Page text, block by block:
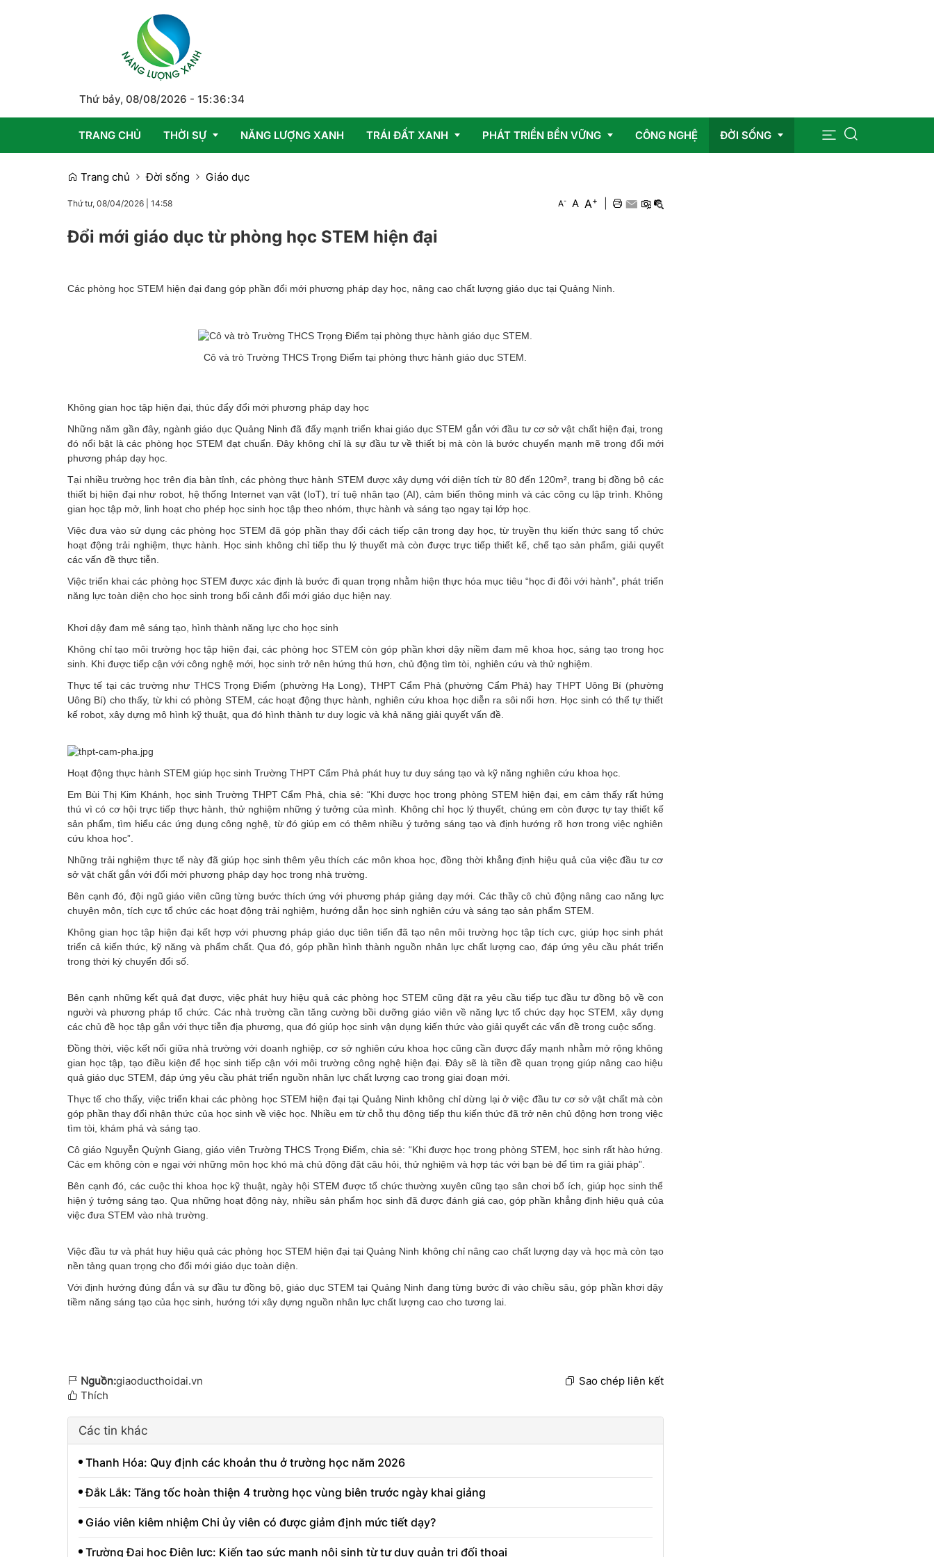
Thứ bảy, 08/08/2026 -15:36:35
TRANG CHỦ THỜI SỰ
Trong nước
Quốc tế
NĂNG LƯỢNG XANH TRÁI ĐẤT XANH
Giải pháp
PHÁT TRIỂN BỀN VỮNG CÔNG NGHỆ ĐỜI SỐNG
Trang chủ Đời sống Giáo dục
Thứ tư, 08/04/2026 14:58 A- A A+
Đổi mới giáo dục từ phòng học STEM hiện đại
Các phòng học STEM hiện đại đang góp phần đổi mới phương pháp dạy học, nâng cao chất lượng giáo dục tại Quảng Ninh.
Cô và trò Trường THCS Trọng Điểm tại phòng thực hành giáo dục STEM.
Không gian học tập hiện đại, thúc đẩy đổi mới phương pháp dạy học
Những năm gần đây, ngành giáo dục Quảng Ninh đã đẩy mạnh triển khai giáo dục STEM gắn với đầu tư cơ sở vật chất hiện đại, trong
đó nổi bật là các phòng học STEM đạt chuẩn. Đây không chỉ là sự đầu tư về thiết bị mà còn là bước chuyển mạnh mẽ trong đổi mới
phương pháp dạy học.
Tại nhiều trường học trên địa bàn tỉnh, các phòng thực hành STEM được xây dựng với diện tích từ 80 đến 120m², trang bị đồng bộ các
thiết bị hiện đại như robot, hệ thống Internet vạn vật (IoT), trí tuệ nhân tạo (AI), cảm biến thông minh và các công cụ lập trình. Không
gian học tập mở, linh hoạt cho phép học sinh học tập theo nhóm, thực hành và sáng tạo ngay tại lớp học.
Việc đưa vào sử dụng các phòng học STEM đã góp phần thay đổi cách tiếp cận trong dạy học, từ truyền thụ kiến thức sang tổ chức
hoạt động trải nghiệm, thực hành. Học sinh không chỉ tiếp thu lý thuyết mà còn được trực tiếp thiết kế, chế tạo sản phẩm, giải quyết
các vấn đề thực tiễn.
Việc triển khai các phòng học STEM được xác định là bước đi quan trọng nhằm hiện thực hóa mục tiêu “học đi đôi với hành”, phát triển
năng lực toàn diện cho học sinh trong bối cảnh đổi mới giáo dục hiện nay.
Khơi dậy đam mê sáng tạo, hình thành năng lực cho học sinh
Không chỉ tạo môi trường học tập hiện đại, các phòng học STEM còn góp phần khơi dậy niềm đam mê khoa học, sáng tạo trong học
sinh. Khi được tiếp cận với công nghệ mới, học sinh trở nên hứng thú hơn, chủ động tìm tòi, nghiên cứu và thử nghiệm.
Thực tế tại các trường như THCS Trọng Điểm (phường Hạ Long), THPT Cẩm Phả (phường Cẩm Phả) hay THPT Uông Bí (phường
Uông Bí) cho thấy, từ khi có phòng STEM, các hoạt động thực hành, nghiên cứu khoa học diễn ra sôi nổi hơn. Học sinh có thể tự thiết
kế robot, xây dựng mô hình kỹ thuật, qua đó hình thành tư duy logic và khả năng giải quyết vấn đề.
Hoạt động thực hành STEM giúp học sinh Trường THPT Cẩm Phả phát huy tư duy sáng tạo và kỹ năng nghiên cứu khoa học.
Em Bùi Thị Kim Khánh, học sinh Trường THPT Cẩm Phả, chia sẻ: “Khi được học trong phòng STEM hiện đại, em cảm thấy rất hứng
thú vì có cơ hội trực tiếp thực hành, thử nghiệm những ý tưởng của mình. Không chỉ học lý thuyết, chúng em còn được tự tay thiết kế
sản phẩm, tìm hiểu các ứng dụng công nghệ, từ đó giúp em có thêm nhiều ý tưởng sáng tạo và định hướng rõ hơn trong việc nghiên
cứu khoa học”.
Những trải nghiệm thực tế này đã giúp học sinh thêm yêu thích các môn khoa học, đồng thời khẳng định hiệu quả của việc đầu tư cơ
sở vật chất gắn với đổi mới phương pháp dạy học trong nhà trường.
Bên cạnh đó, đội ngũ giáo viên cũng từng bước thích ứng với phương pháp giảng dạy mới. Các thầy cô chủ động nâng cao năng lực
chuyên môn, tích cực tổ chức các hoạt động trải nghiệm, hướng dẫn học sinh nghiên cứu và sáng tạo sản phẩm STEM.
Không gian học tập hiện đại kết hợp với phương pháp giáo dục tiên tiến đã tạo nên môi trường học tập tích cực, giúp học sinh phát
triển cả kiến thức, kỹ năng và phẩm chất. Qua đó, góp phần hình thành nguồn nhân lực chất lượng cao, đáp ứng yêu cầu phát triển
trong thời kỳ chuyển đổi số.
Bên cạnh những kết quả đạt được, việc phát huy hiệu quả các phòng học STEM cũng đặt ra yêu cầu tiếp tục đầu tư đồng bộ về con
người và phương pháp tổ chức. Các nhà trường cần tăng cường bồi dưỡng giáo viên về năng lực tổ chức dạy học STEM, xây dựng
các chủ đề học tập gắn với thực tiễn địa phương, qua đó giúp học sinh vận dụng kiến thức vào giải quyết các vấn đề trong cuộc sống.
Đồng thời, việc kết nối giữa nhà trường với doanh nghiệp, cơ sở nghiên cứu khoa học cũng cần được đẩy mạnh nhằm mở rộng không
gian học tập, tạo điều kiện để học sinh tiếp cận với môi trường công nghệ hiện đại. Đây sẽ là tiền đề quan trọng giúp nâng cao hiệu
quả giáo dục STEM, đáp ứng yêu cầu phát triển nguồn nhân lực chất lượng cao trong giai đoạn mới.
Thực tế cho thấy, việc triển khai các phòng học STEM hiện đại tại Quảng Ninh không chỉ dừng lại ở việc đầu tư cơ sở vật chất mà còn
góp phần thay đổi nhận thức của học sinh về việc học. Nhiều em từ chỗ thụ động tiếp thu kiến thức đã trở nên chủ động hơn trong việc
tìm tòi, khám phá và sáng tạo.
Cô giáo Nguyễn Quỳnh Giang, giáo viên Trường THCS Trọng Điểm, chia sẻ: “Khi được học trong phòng STEM, học sinh rất hào hứng.
Các em không còn e ngại với những môn học khó mà chủ động đặt câu hỏi, thử nghiệm và hợp tác với bạn bè để tìm ra giải pháp”.
Bên cạnh đó, các cuộc thi khoa học kỹ thuật, ngày hội STEM được tổ chức thường xuyên cũng tạo sân chơi bổ ích, giúp học sinh thể
hiện ý tưởng sáng tạo. Qua những hoạt động này, nhiều sản phẩm học sinh đã được đánh giá cao, góp phần khẳng định hiệu quả của
việc đưa STEM vào nhà trường.
Việc đầu tư và phát huy hiệu quả các phòng học STEM hiện đại tại Quảng Ninh không chỉ nâng cao chất lượng dạy và học mà còn tạo
nền tảng quan trọng cho đổi mới giáo dục toàn diện.
Với định hướng đúng đắn và sự đầu tư đồng bộ, giáo dục STEM tại Quảng Ninh đang từng bước đi vào chiều sâu, góp phần khơi dậy
tiềm năng sáng tạo của học sinh, hướng tới xây dựng nguồn nhân lực chất lượng cao cho tương lai.
Nguồn:giaoducthoidai.vn
Sao chép liên kết
Thích
Các tin khác
Thanh Hóa: Quy định các khoản thu ở trường học năm 2026
Đắk Lắk: Tăng tốc hoàn thiện 4 trường học vùng biên trước ngày khai giảng
Giáo viên kiêm nhiệm Chi ủy viên có được giảm định mức tiết dạy?
Trường Đại học Điện lực: Kiến tạo sức mạnh nội sinh từ tư duy quản trị đối thoại